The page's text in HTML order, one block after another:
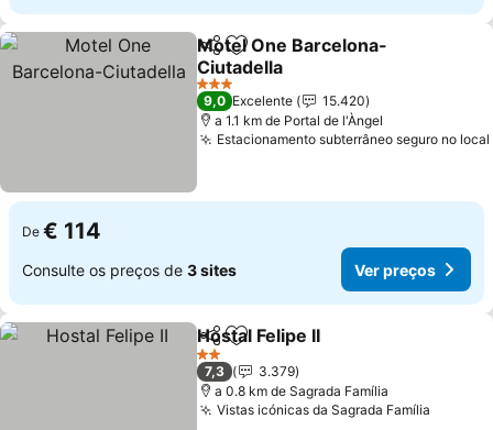
PartilharAdicionar aos favoritos
Motel One Barcelona-
Ciutadella
Ver preços
3 Estrelas
9,0 Excelente
15.420
a 1.1 km de Portal de l'Àngel
Estacionamento subterrâneo seguro no local
De € 114
Consulte os preços de 3 sites Ver preços
PartilharAdicionar aos favoritos
Hostal Felipe II
2 Estrelas
7,3
3.379
a 0.8 km de Sagrada Família
Vistas icónicas da Sagrada Família